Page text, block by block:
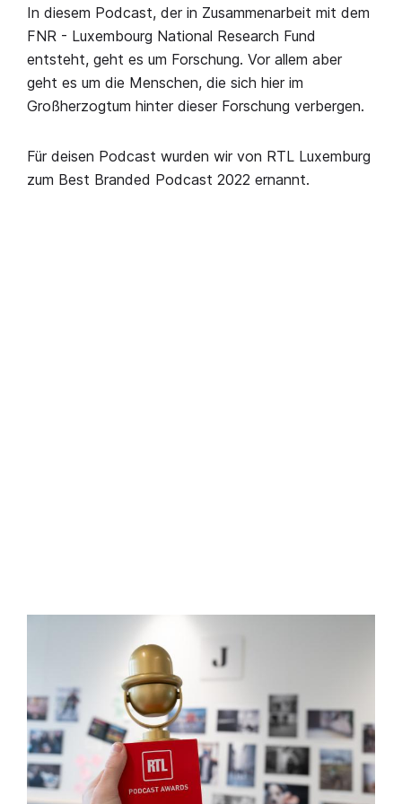
In diesem Podcast, der in Zusammenarbeit mit dem
FNR - Luxembourg National Research Fund
entsteht, geht es um Forschung. Vor allem aber
geht es um die Menschen, die sich hier im
Großherzogtum hinter dieser Forschung verbergen.
Für deisen Podcast wurden wir von RTL Luxemburg
zum Best Branded Podcast 2022 ernannt.